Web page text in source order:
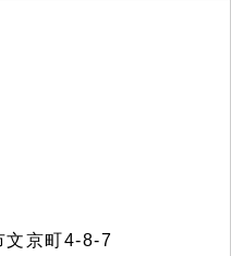
京町4-8-7